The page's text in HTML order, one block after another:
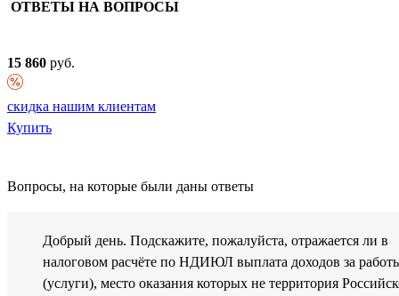
ОТВЕТЫ НА ВОПРОСЫ
15 860 руб.
скидка нашим клиентам
Купить
Вопросы, на которые были даны ответы
Добрый день. Подскажите, пожалуйста, отражается ли в
налоговом расчёте по НДИЮЛ выплата доходов за
(услуги), место оказания которых не территория